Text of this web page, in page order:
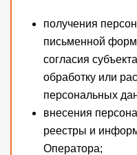
получения
письменной
согласия
обработку или
персональных
внесения
реестры и
Оператора;